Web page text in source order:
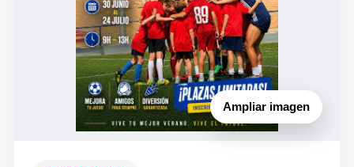
Ampliar imagen